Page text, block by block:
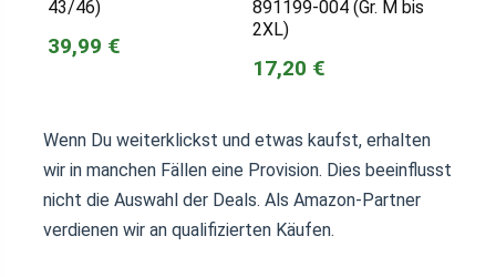
43/46)
39,99 €
891199-004 (Gr. M bis
2XL)
17,20 €
Wenn Du weiterklickst und etwas kaufst, erhalten
wir in manchen Fällen eine Provision. Dies beeinflusst
nicht die Auswahl der Deals. Als Amazon-Partner
verdienen wir an qualifizierten Käufen.